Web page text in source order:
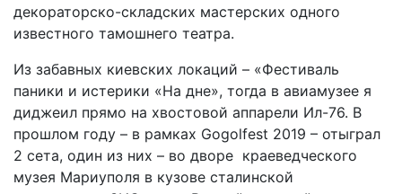
декораторско-складских мастерских одного
известного тамошнего театра.
Из забавных киевских локаций – «Фестиваль
паники и истерики «На дне», тогда в авиамузее я
диджеил прямо на хвостовой аппарели Ил-76. В
прошлом году – в рамках Gogolfest 2019 – отыграл
2 сета, один из них – во дворе краеведческого
музея Мариуполя в кузове сталинской